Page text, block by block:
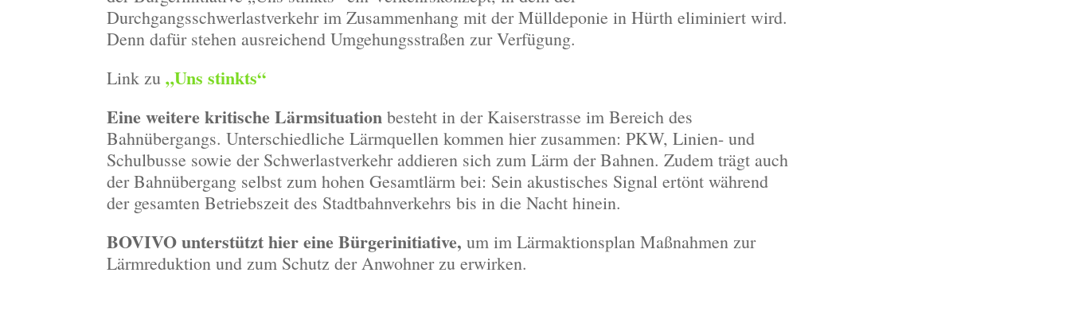
Durchgangsschwerlastverkehr im Zusammenhang mit der Mülldeponie in Hürth eliminiert wird.
Denn dafür stehen ausreichend Umgehungsstraßen zur Verfügung.
Link zu„Uns stinkts“
Eine weitere kritische Lärmsituation besteht in der Kaiserstrasse im Bereich des
Bahnübergangs. Unterschiedliche Lärmquellen kommen hier zusammen: PKW, Linien- und
Schulbusse sowie der Schwerlastverkehr addieren sich zum Lärm der Bahnen. Zudem trägt auch
der Bahnübergang selbst zum hohen Gesamtlärm bei: Sein akustisches Signal ertönt während
der gesamten Betriebszeit des Stadtbahnverkehrs bis in die Nacht hinein.
BOVIVO unterstützt hier eine Bürgerinitiative, um im Lärmaktionsplan Maßnahmen zur
Lärmreduktion und zum Schutz der Anwohner zu erwirken.